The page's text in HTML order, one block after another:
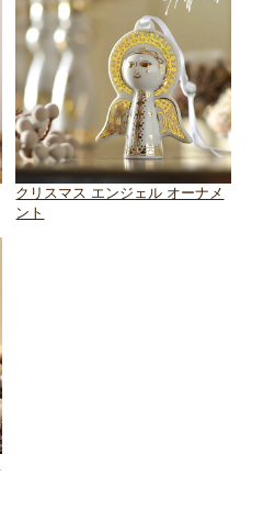
クリスマス エンジェル オーナメ
ント